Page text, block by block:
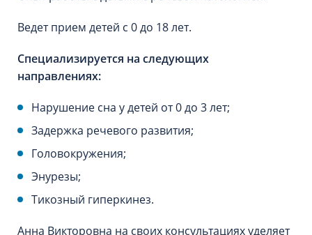
Ведет прием детей с 0 до 18 лет.
Специализируется на следующих
направлениях:
Нарушение сна у детей от 0 до 3 лет;
Задержка речевого развития;
Головокружения;
Энурезы;
Тикозный гиперкинез.
Анна Викторовна на своих консультациях уделяет